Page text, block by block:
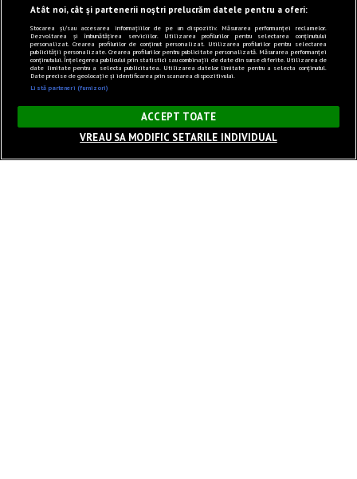
×
Atât noi, cât și partenerii noștri prelucrăm datele pentru a oferi:
Stocarea și/sau accesarea informațiilor de pe un dispozitiv. Măsurarea performanței reclamelor.
Dezvoltarea și îmbunătățirea serviciilor. Utilizarea profilurilor pentru selectarea conținutului
personalizat. Crearea profilurilor de conținut personalizat. Utilizarea profilurilor pentru selectarea
publicității personalizate. Crearea profilurilor pentru publicitate personalizată. Măsurarea performanței
conținutului. Înțelegerea publicului prin statistici sau combinații de date din surse diferite. Utilizarea de
date limitate pentru a selecta publicitatea. Utilizarea datelor limitate pentru a selecta conținutul.
Date precise de geolocație și identificarea prin scanarea dispozitivului.
Listă parteneri (furnizori)
ACCEPT TOATE
VREAU SA MODIFIC SETARILE INDIVIDUAL